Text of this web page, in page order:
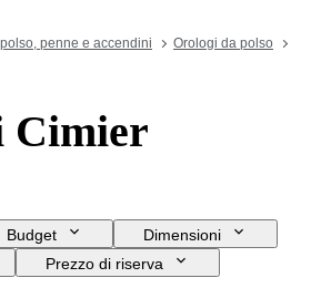
penne e accendini
Orologi da polso
Cimier
Budget
Dimensioni
Prezzo di riserva